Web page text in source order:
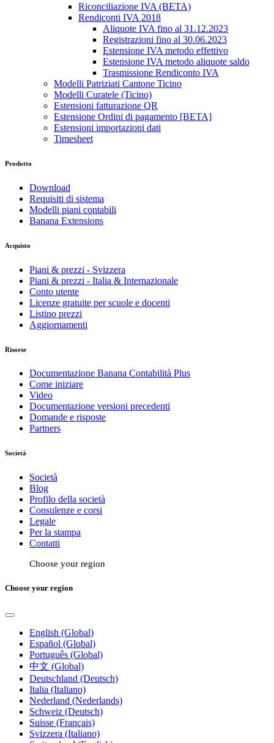
Riconciliazione IVA (BETA)
Rendiconti IVA 2018
Aliquote IVA fino al 31.12.2023
Registrazioni fino al 30.06.2023
Estensione IVA metodo effettivo
Estensione IVA metodo aliquote saldo
Trasmissione Rendiconto IVA
Modelli Patriziati Cantone Ticino
Modelli Curatele (Ticino)
Estensioni fatturazione QR
Estensione Ordini di pagamento [BETA]
Estensioni importazioni dati
Timesheet
Prodotto
Download
Requisiti di sistema
Modelli piani contabili
Banana Extensions
Acquisto
Piani & prezzi - Svizzera
Piani & prezzi - Italia & Internazionale
Conto utente
Licenze gratuite per scuole e docenti
Listino prezzi
Aggiornamenti
Risorse
Documentazione Banana Contabilità Plus
Come iniziare
Video
Documentazione versioni precedenti
Domande e risposte
Partners
Società
Società
Blog
Profilo della società
Consulenze e corsi
Legale
Per la stampa
Contatti
Choose your region
Choose your region
English (Global)
Español (Global)
Português (Global)
中文 (Global)
Deutschland (Deutsch)
Italia (Italiano)
Nederland (Nederlands)
Schweiz (Deutsch)
Suisse (Français)
Svizzera (Italiano)